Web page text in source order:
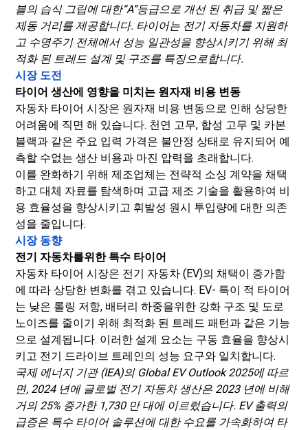
블의 습식 그립에 대한“A”등급으로 개선 된 취급 및 짧은
제동 거리를 제공합니다. 타이어는 전기 자동차를 지원하
고 수명주기 전체에서 성능 일관성을 향상시키기 위해 최
적화 된 트레드 설계 및 구조를 특징으로합니다.
시장 도전
타이어 생산에 영향을 미치는 원자재 비용 변동
자동차 타이어 시장은 원자재 비용 변동으로 인해 상당한
어려움에 직면 해 있습니다. 천연 고무, 합성 고무 및 카본
블랙과 같은 주요 입력 가격은 불안정 상태로 유지되어 예
측할 수없는 생산 비용과 마진 압력을 초래합니다.
이를 완화하기 위해 제조업체는 전략적 소싱 계약을 채택
하고 대체 자료를 탐색하며 고급 제조 기술을 활용하여 비
용 효율성을 향상시키고 휘발성 원시 투입량에 대한 의존
성을 줄입니다.
시장 동향
전기 자동차를위한 특수 타이어
자동차 타이어 시장은 전기 자동차 (EV)의 채택이 증가함
에 따라 상당한 변화를 겪고 있습니다. EV- 특이 적 타이어
는 낮은 롤링 저항, 배터리 하중을위한 강화 구조 및 도로
노이즈를 줄이기 위해 최적화 된 트레드 패턴과 같은 기능
으로 설계됩니다. 이러한 설계 요소는 구동 효율을 향상시
키고 전기 드라이브 트레인의 성능 요구와 일치합니다.
국제 에너지 기관 (IEA)의 Global EV Outlook 2025에 따르
면, 2024 년에 글로벌 전기 자동차 생산은 2023 년에 비해
거의 25% 증가한 1,730 만 대에 이르렀습니다. EV 출력의
급증은 특수 타이어 솔루션에 대한 수요를 가속화하여 타